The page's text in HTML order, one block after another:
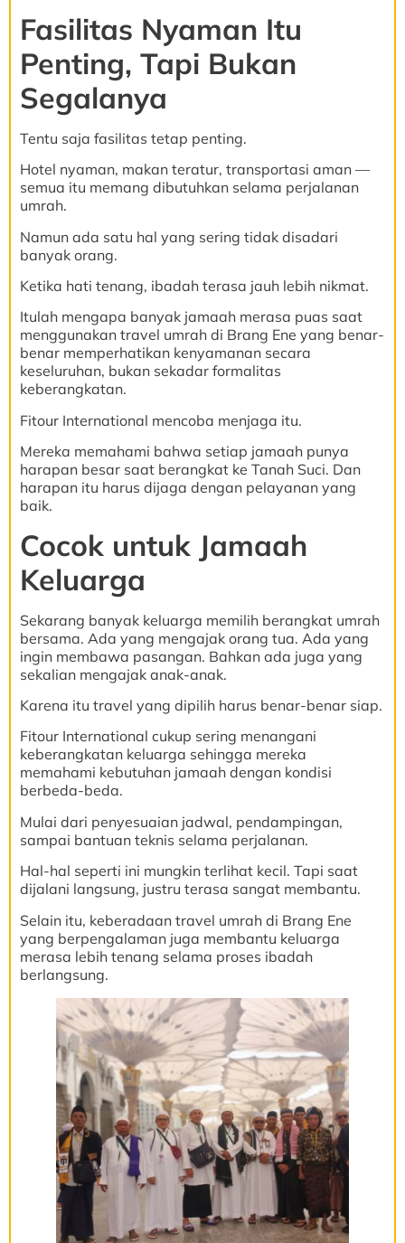
Fasilitas Nyaman Itu
Penting, Tapi Bukan
Segalanya
Tentu saja fasilitas tetap penting.
Hotel nyaman, makan teratur, transportasi aman —
semua itu memang dibutuhkan selama perjalanan
umrah.
Namun ada satu hal yang sering tidak disadari
banyak orang.
Ketika hati tenang, ibadah terasa jauh lebih nikmat.
Itulah mengapa banyak jamaah merasa puas saat
menggunakan travel umrah di Brang Ene yang benar-
benar memperhatikan kenyamanan secara
keseluruhan, bukan sekadar formalitas
keberangkatan.
Fitour International mencoba menjaga itu.
Mereka memahami bahwa setiap jamaah punya
harapan besar saat berangkat ke Tanah Suci. Dan
harapan itu harus dijaga dengan pelayanan yang
baik.
Cocok untuk Jamaah
Keluarga
Sekarang banyak keluarga memilih berangkat umrah
bersama. Ada yang mengajak orang tua. Ada yang
ingin membawa pasangan. Bahkan ada juga yang
sekalian mengajak anak-anak.
Karena itu travel yang dipilih harus benar-benar siap.
Fitour International cukup sering menangani
keberangkatan keluarga sehingga mereka
memahami kebutuhan jamaah dengan kondisi
berbeda-beda.
Mulai dari penyesuaian jadwal, pendampingan,
sampai bantuan teknis selama perjalanan.
Hal-hal seperti ini mungkin terlihat kecil. Tapi saat
dijalani langsung, justru terasa sangat membantu.
Selain itu, keberadaan travel umrah di Brang Ene
yang berpengalaman juga membantu keluarga
merasa lebih tenang selama proses ibadah
berlangsung.